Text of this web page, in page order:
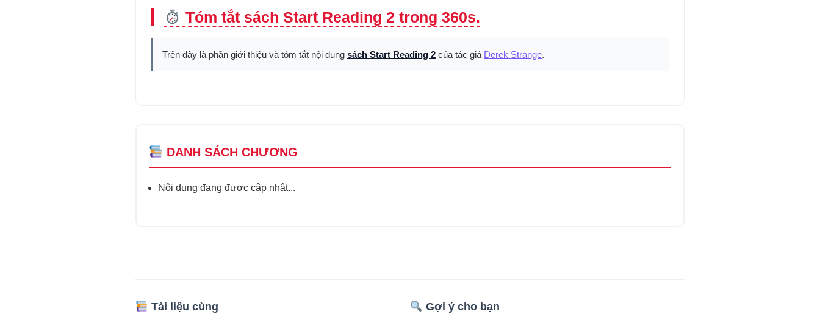
Tóm tắt sách Start Reading 2 trong 360s.
Trên đây là phần giới thiệu và tóm tắt nội dung sách Start Reading 2 của tác giả Derek Strange.
DANH SÁCH CHƯƠNG
Nội dung đang được cập nhật...
Tài liệu cùng Gợi ý cho bạn